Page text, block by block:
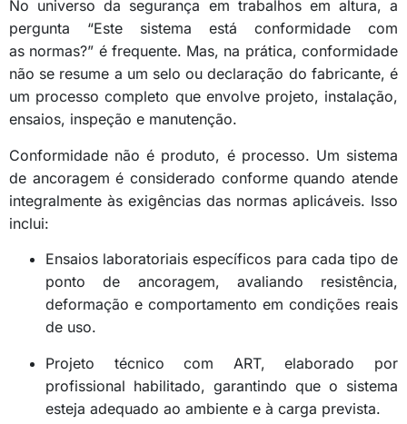
No universo da segurança em trabalhos em altura, a
pergunta “Este sistema está conformidade com
as normas?” é frequente. Mas, na prática, conformidade
não se resume a um selo ou declaração do fabricante, é
um processo completo que envolve projeto, instalação,
ensaios, inspeção e manutenção.
Conformidade não é produto, é processo. Um sistema
de ancoragem é considerado conforme quando atende
integralmente às exigências das normas aplicáveis. Isso
inclui:
Ensaios laboratoriais específicos para cada tipo de
ponto de ancoragem, avaliando resistência,
deformação e comportamento em condições reais
de uso.
Projeto técnico com ART, elaborado por
profissional habilitado, garantindo que o sistema
esteja adequado ao ambiente e à carga prevista.